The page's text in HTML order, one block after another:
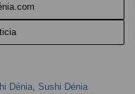
Dénia Sushi Dénia